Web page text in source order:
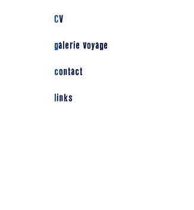
CV
galerie voyage
contact
links